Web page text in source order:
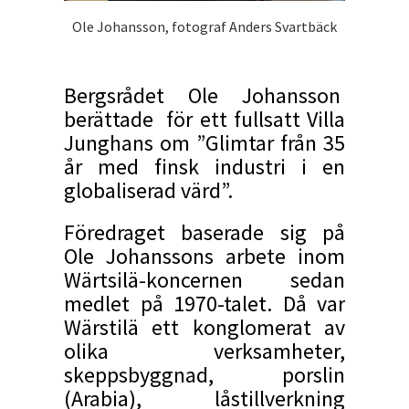
Ole Johansson, fotograf Anders Svartbäck
Bergsrådet Ole Johansson
berättade för ett fullsatt Villa
Junghans om ”Glimtar från 35
år med finsk industri i en
globaliserad värd”.
Föredraget baserade sig på
Ole Johanssons arbete inom
Wärtsilä-koncernen sedan
medlet på 1970-talet. Då var
Wärstilä ett konglomerat av
olika verksamheter,
skeppsbyggnad, porslin
(Arabia), låstillverkning